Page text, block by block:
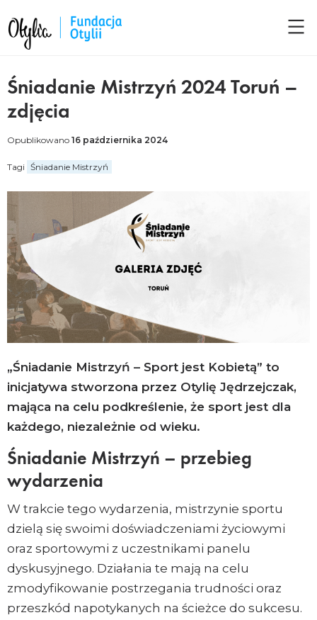
Śniadanie Mistrzyń 2024 Toruń –
zdjęcia
Opublikowano 16 października 2024
Tagi Śniadanie Mistrzyń
Facebook
LinkedIn
Twitter
Email
Copy
Link
„Śniadanie Mistrzyń – Sport jest Kobietą” to
inicjatywa stworzona przez Otylię Jędrzejczak,
mająca na celu podkreślenie, że sport jest dla
każdego, niezależnie od wieku.
Śniadanie Mistrzyń – przebieg
wydarzenia
W trakcie tego wydarzenia, mistrzynie sportu
dzielą się swoimi doświadczeniami życiowymi
oraz sportowymi z uczestnikami panelu
dyskusyjnego. Działania te mają na celu
zmodyfikowanie postrzegania trudności oraz
przeszkód napotykanych na ścieżce do sukcesu.